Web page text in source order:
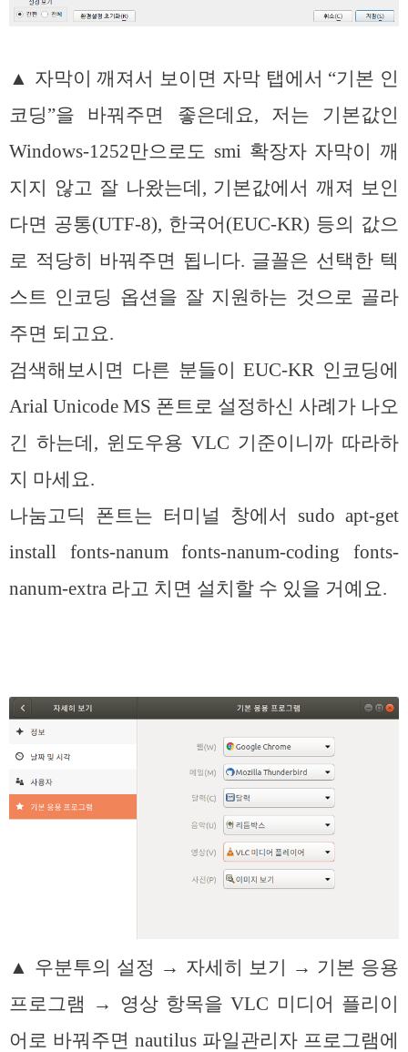
▲ 자막이 깨져서 보이면 자막 탭에서 “기본 인
코딩”을 바꿔주면 좋은데요, 저는 기본값인
Windows-1252만으로도 smi 확장자 자막이 깨
지지 않고 잘 나왔는데, 기본값에서 깨져 보인
다면 공통(UTF-8), 한국어(EUC-KR) 등의 값으
로 적당히 바꿔주면 됩니다. 글꼴은 선택한 텍
스트 인코딩 옵션을 잘 지원하는 것으로 골라
주면 되고요.
검색해보시면 다른 분들이 EUC-KR 인코딩에
Arial Unicode MS 폰트로 설정하신 사례가 나오
긴 하는데, 윈도우용 VLC 기준이니까 따라하
지 마세요.
나눔고딕 폰트는 터미널 창에서 sudo apt-get
install fonts-nanum fonts-nanum-coding fonts-
nanum-extra 라고 치면 설치할 수 있을 거예요.
▲ 우분투의 설정 → 자세히 보기 → 기본 응용
프로그램 → 영상 항목을 VLC 미디어 플리이
어로 바꿔주면 nautilus 파일관리자 프로그램에